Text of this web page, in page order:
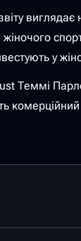
жіночого
у
Теммі